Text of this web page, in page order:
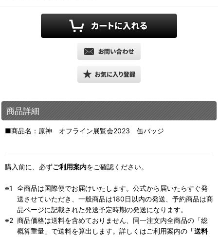
商品詳細
■商品名：原神 オフライン展覧会2023 缶バッジ
購入前に、必ずご利用案内をご確認ください。
全商品は国際便でお届けいたします。公式から届いたらすぐ発
送させていただき、一般商品は180日以内の発送、予約商品は商
品ページに記載された発送予定時期の発送になります。
商品価格は送料を含めておりません、同一注文内全商品の「総
概算重量」で送料を算出します。詳しくはご利用案内の 「送料